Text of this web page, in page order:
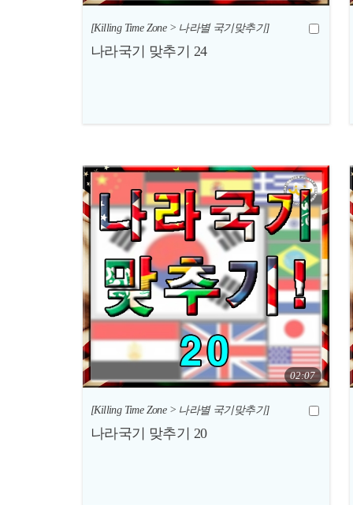
[Killing Time Zone > 나라별 국기맞추기]
나라국기 맞추기 24
02:07
[Killing Time Zone > 나라별 국기맞추기]
나라국기 맞추기 20